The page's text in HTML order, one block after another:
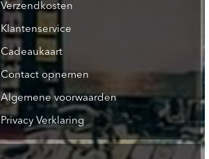
Verzendkosten
Klantenservice
Cadeaukaart
Contact opnemen
Algemene voorwaarden
Privacy Verklaring